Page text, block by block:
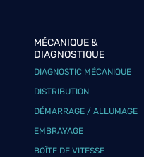
MÉCANIQUE &
DIAGNOSTIQUE
DIAGNOSTIC MÉCANIQUE
DISTRIBUTION
DÉMARRAGE / ALLUMAGE
EMBRAYAGE
BOÎTE DE VITESSE